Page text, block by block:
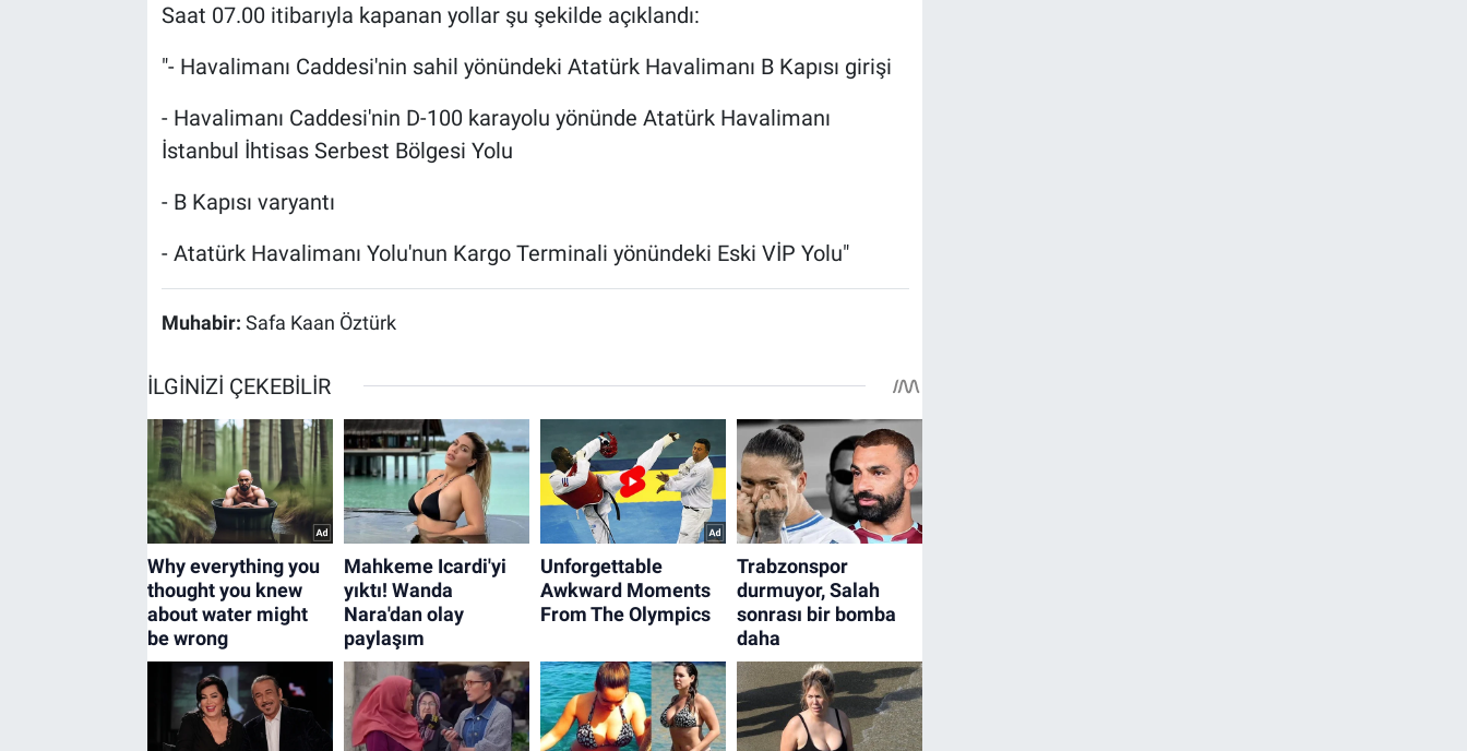
Saat 07.00 itibarıyla kapanan yollar şu şekilde açıklandı:
"- Havalimanı Caddesi'nin sahil yönündeki Atatürk Havalimanı B Kapısı girişi
- Havalimanı Caddesi'nin D-100 karayolu yönünde Atatürk Havalimanı
İstanbul İhtisas Serbest Bölgesi Yolu
- B Kapısı varyantı
- Atatürk Havalimanı Yolu'nun Kargo Terminali yönündeki Eski VİP Yolu"
Muhabir: Safa Kaan Öztürk